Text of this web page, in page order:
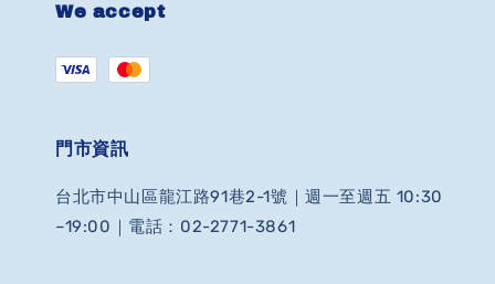
We accept
門市資訊
台北市中山區龍江路91巷2-1號｜週一至週五 10:30
–19:00｜電話：02-2771-3861